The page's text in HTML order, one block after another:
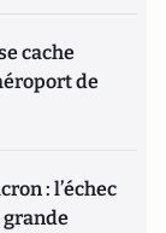
cache
de
: l’échec
grande